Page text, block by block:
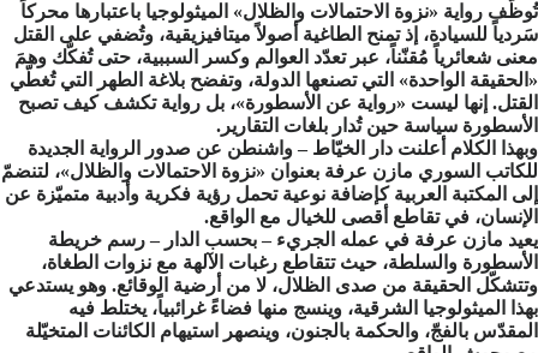
تُوظّف رواية «نزوة الاحتمالات والظلال» الميثولوجيا باعتبارها محركاً
سَردياً للسيادة، إذ تمنح الطاغية أصولاً ميتافيزيقية، وتُضفي على القتل
معنى شعائرياً مُقنّناً، عبر تعدّد العوالم وكسر السببية، حتى تُفكّك وهمَ
«الحقيقة الواحدة» التي تصنعها الدولة، وتفضح بلاغة الطهر التي تُغطّي
القتل. إنها ليست «رواية عن الأسطورة»، بل رواية تكشف كيف تصبح
الأسطورة سياسة حين تُدار بلغات التقارير.
وبهذا الكلام أعلنت دار الخيّاط – واشنطن عن صدور الرواية الجديدة
للكاتب السوري مازن عرفة بعنوان «نزوة الاحتمالات والظلال»، لتنضمّ
إلى المكتبة العربية كإضافة نوعية تحمل رؤية فكرية وأدبية متميّزة عن
الإنسان، في تقاطع أقصى للخيال مع الواقع.
يعيد مازن عرفة في عمله الجريء – بحسب الدار – رسم خريطة
الأسطورة والسلطة، حيث تتقاطع رغبات الآلهة مع نزوات الطغاة،
وتتشكّل الحقيقة من صدى الظلال، لا من أرضية الوقائع. وهو يستدعي
بهذا الميثولوجيا الشرقية، وينسج منها فضاءً غرائبياً، يختلط فيه
المقدّس بالفجّ، والحكمة بالجنون، وينصهر استيهام الكائنات المتخيّلة